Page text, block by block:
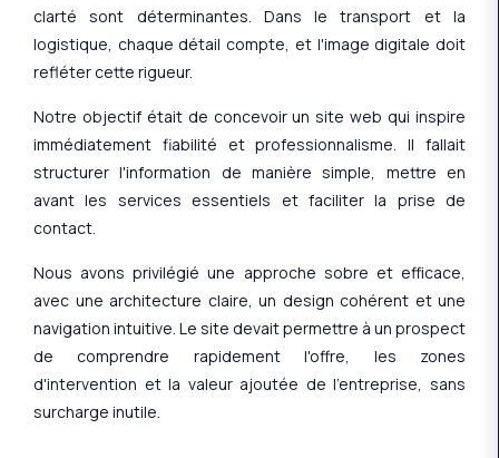
clarté sont déterminantes. Dans le transport et la
logistique, chaque détail compte, et l'image digitale doit
refléter cette rigueur.
Notre objectif était de concevoir un site web qui inspire
immédiatement fiabilité et professionnalisme. Il fallait
structurer l'information de manière simple, mettre en
avant les services essentiels et faciliter la prise de
contact.
Nous avons privilégié une approche sobre et efficace,
avec une architecture claire, un design cohérent et une
navigation intuitive. Le site devait permettre à un prospect
de comprendre rapidement l'offre, les zones
d'intervention et la valeur ajoutée de l'entreprise, sans
surcharge inutile.